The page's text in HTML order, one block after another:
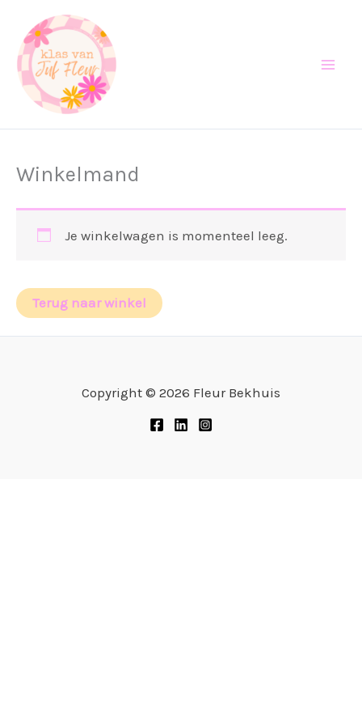
naar
inhoud
Winkelmand
Je winkelwagen is momenteel leeg.
Terug naar winkel
Copyright © 2026 Fleur Bekhuis